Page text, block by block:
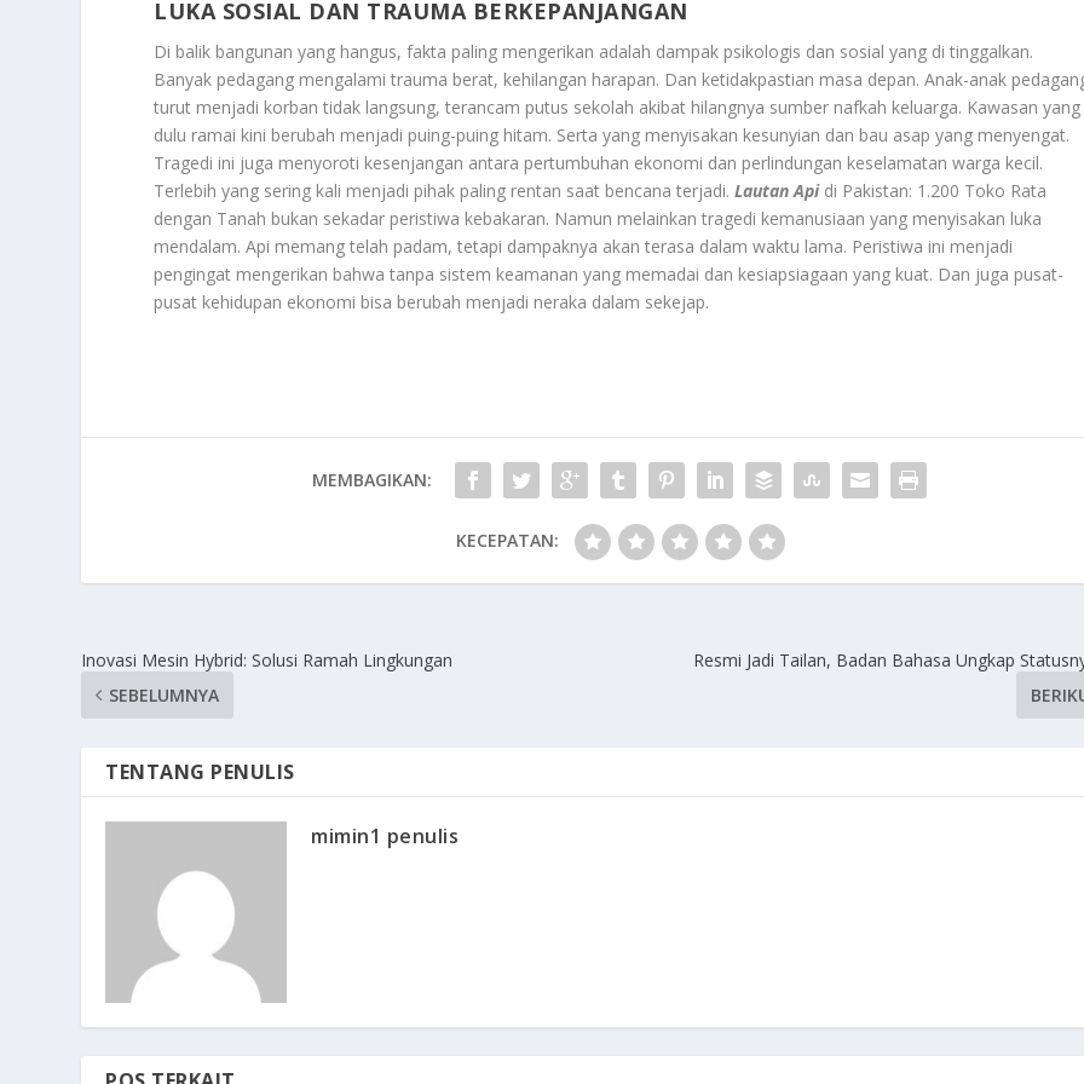
LUKA SOSIAL DAN TRAUMA BERKEPANJANGAN
Di balik bangunan yang hangus, fakta paling mengerikan adalah dampak psikologis dan sosial yang di tinggalkan.
Banyak pedagang mengalami trauma berat, kehilangan harapan. Dan ketidakpastian masa depan. Anak-anak
turut menjadi korban tidak langsung, terancam putus sekolah akibat hilangnya sumber nafkah keluarga. Kawasan yang
dulu ramai kini berubah menjadi puing-puing hitam. Serta yang menyisakan kesunyian dan bau asap yang menyengat.
Tragedi ini juga menyoroti kesenjangan antara pertumbuhan ekonomi dan perlindungan keselamatan warga kecil.
Terlebih yang sering kali menjadi pihak paling rentan saat bencana terjadi.Lautan Apidi Pakistan: 1.200 Toko Rata
dengan Tanah bukan sekadar peristiwa kebakaran. Namun melainkan tragedi kemanusiaan yang menyisakan luka
mendalam. Api memang telah padam, tetapi dampaknya akan terasa dalam waktu lama. Peristiwa ini menjadi
pengingat mengerikan bahwa tanpa sistem keamanan yang memadai dan kesiapsiagaan yang kuat. Dan juga pusat-
pusat kehidupan ekonomi bisa berubah menjadi neraka dalam sekejap.
MEMBAGIKAN:
KECEPATAN:
Inovasi Mesin Hybrid: Solusi Ramah Lingkungan
SEBELUMNYA
Resmi Jadi Tailan, Badan Bahasa Ungkap
TENTANG PENULIS
mimin1 penulis